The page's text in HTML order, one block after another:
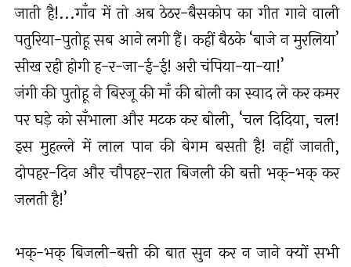
जाती है!...गाँव में तो अब ठेठर-बैसकोप का गीत गाने वाली
पतुरिया-पुतोहू सब आने लगी हैं। कहीं बैठके ‘बाजे न मुरलिया’
सीख रही होगी ह-र-जा-ई-ई! अरी चंपिया-या-या!’
जंगी की पुतोहू ने बिरजू की माँ की बोली का स्वाद ले कर कमर
पर घड़े को सँभाला और मटक कर बोली, ‘चल दिदिया, चल!
इस मुहल्ले में लाल पान की बेगम बसती है! नहीं जानती,
दोपहर-दिन और चौपहर-रात बिजली की बत्ती भक्-भक् कर
जलती है!’
भक्-भक् बिजली-बत्ती की बात सुन कर न जाने क्यों सभी